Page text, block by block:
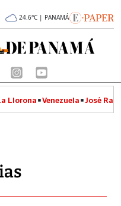
24.6°C | PANAMÁ
Llorona Venezuela José